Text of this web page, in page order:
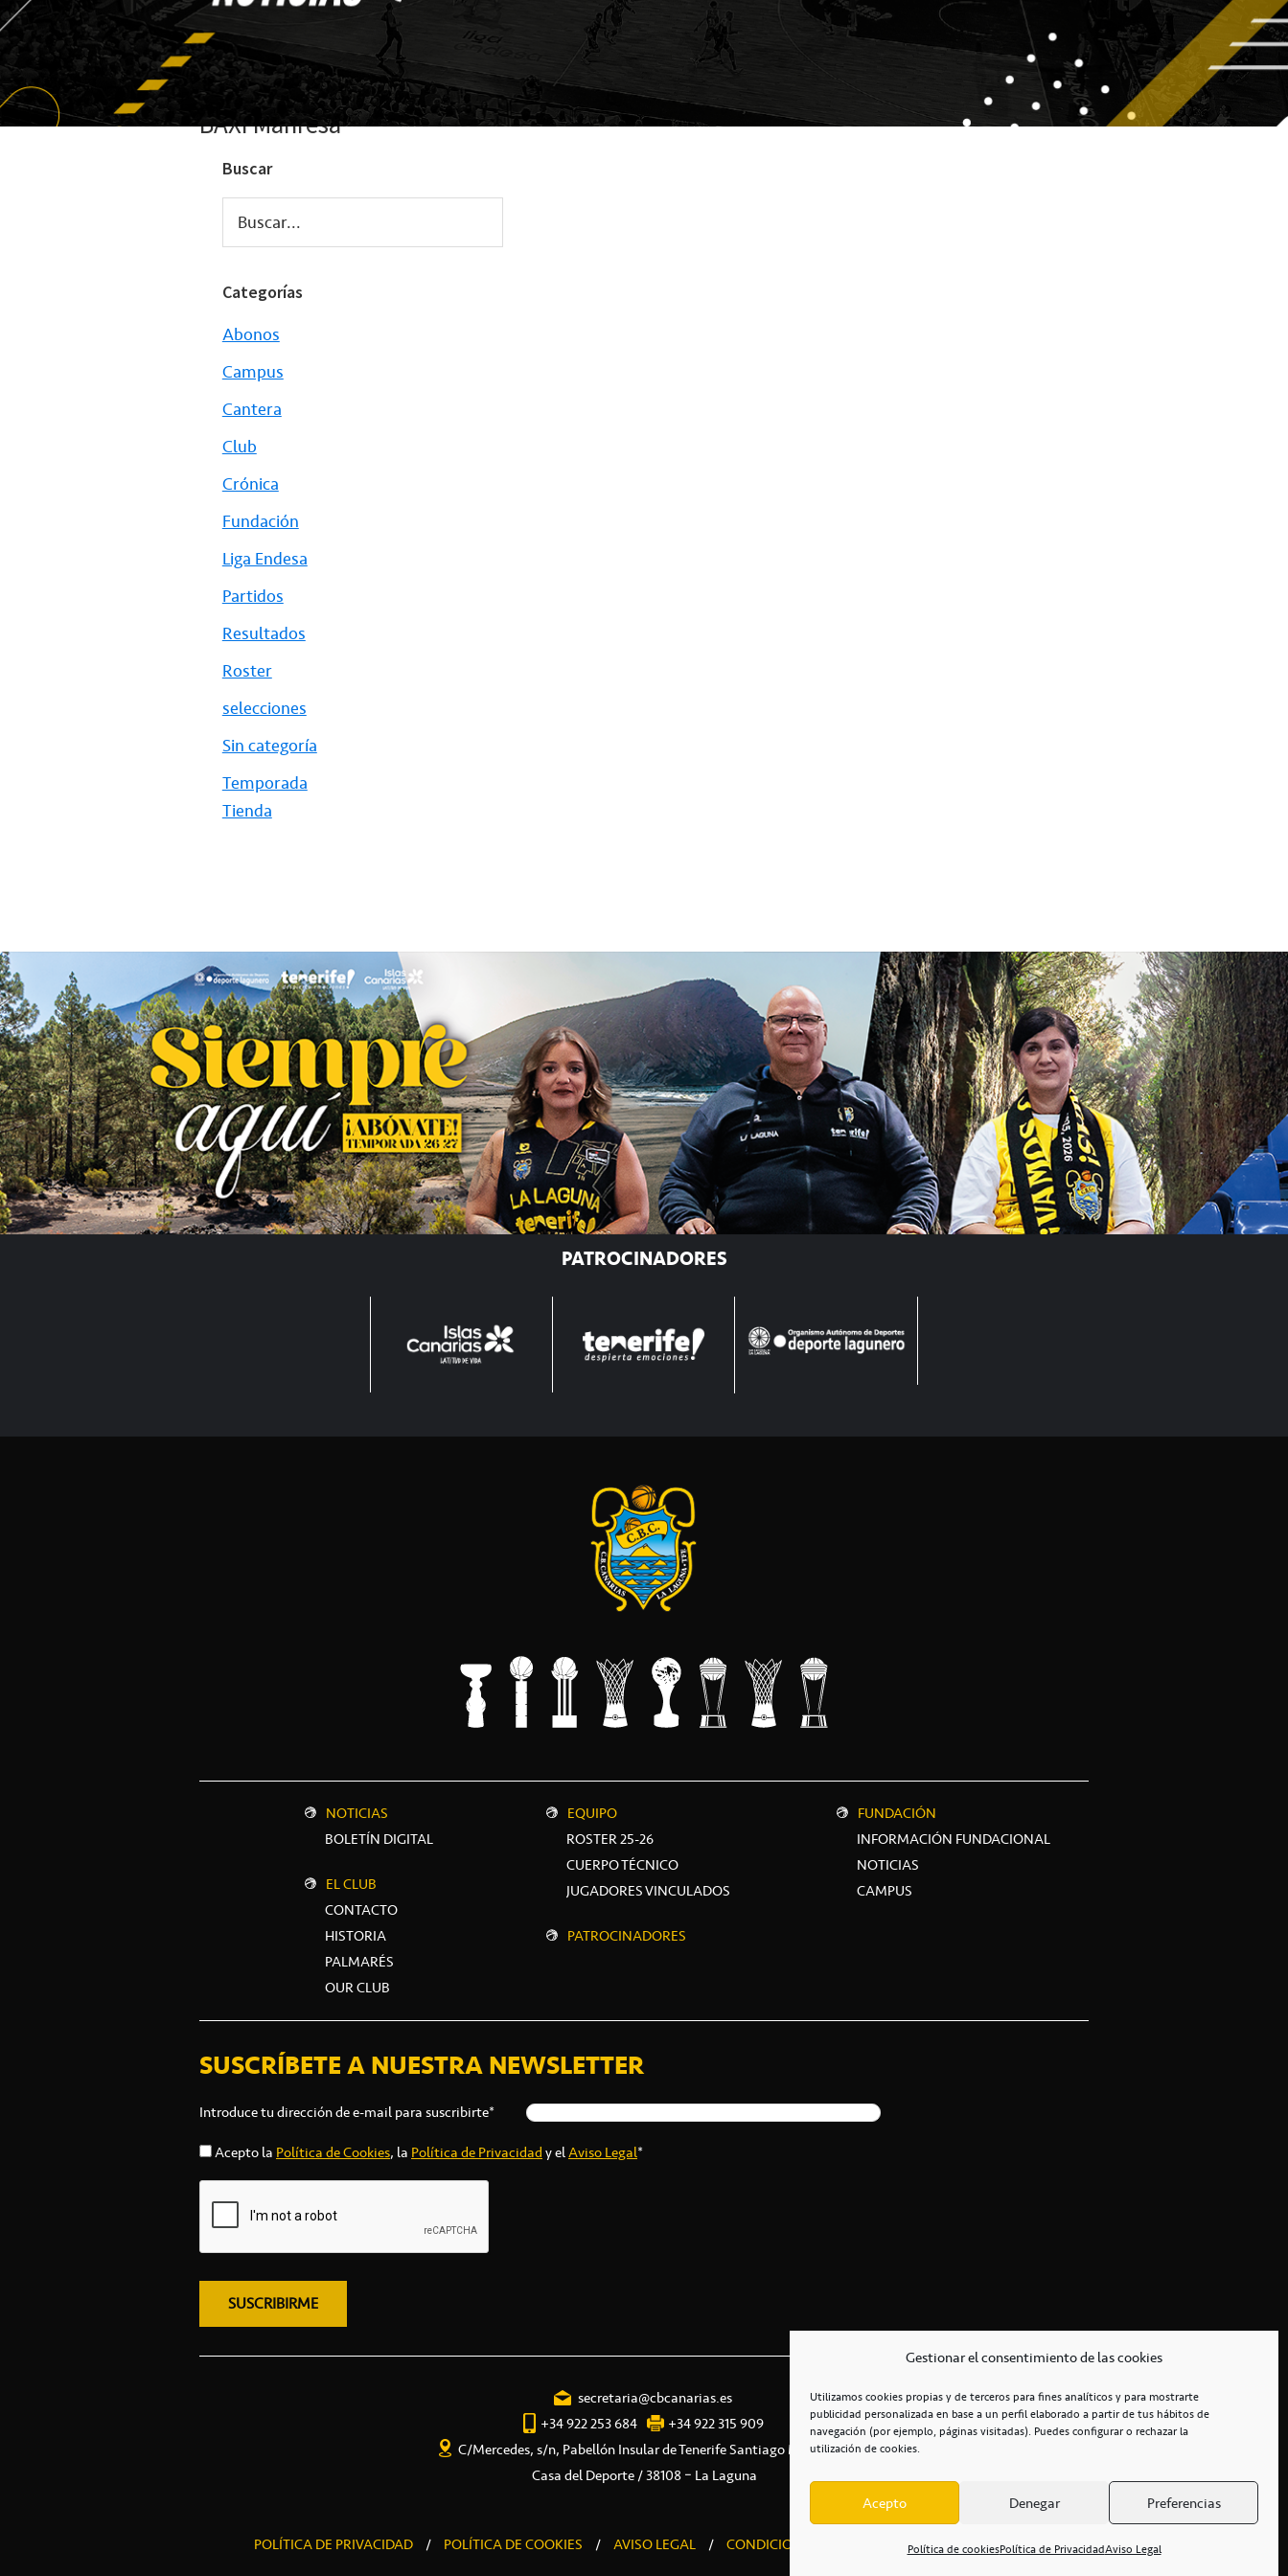
Gestionar el consentimiento de las cookies
Utilizamos cookies propias y de terceros para fines analíticos y para mostrarte
publicidad personalizada en base a un perfil elaborado a partir de tus hábitos de
navegación (por ejemplo, páginas visitadas). Puedes configurar o rechazar la
utilización de cookies.
Acepto Denegar Preferencias
Política de cookiesPolítica de PrivacidadAviso Legal
BAXI Manresa
Buscar
Buscar...
Categorías
Abonos
Campus
Cantera
Club
Crónica
Fundación
Liga Endesa
Partidos
Resultados
Roster
selecciones
Sin categoría
Temporada
Tienda
PATROCINADORES
NOTICIAS
BOLETÍN DIGITAL
EL CLUB
CONTACTO
HISTORIA
PALMARÉS
OUR CLUB
EQUIPO
ROSTER 25-26
CUERPO TÉCNICO
JUGADORES VINCULADOS
PATROCINADORES
FUNDACIÓN
INFORMACIÓN FUNDACIONAL
NOTICIAS
CAMPUS
SUSCRÍBETE A NUESTRA NEWSLETTER
Introduce tu dirección de e-mail para suscribirte*
Acepto la Política de Cookies, la Política de Privacidady elAviso Legal*
secretaria@cbcanarias.es
+34 922 253 684
+34 922 315 909
C/Mercedes, s/n, Pabellón Insular de Tenerife Santiago Martín
Casa del Deporte / 38108 – La Laguna
POLÍTICA DE PRIVACIDAD / POLÍTICA DE COOKIES / AVISO LEGAL / CONDICIONES COMERCIALES / ACCESIBILIDAD